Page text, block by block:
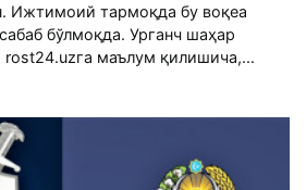
Ижтимоий тармоқда бу воқеа
бўлмоқда. Урганч шаҳар
rost24.uzга маълум қилишича,...